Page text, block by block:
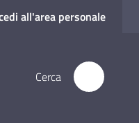
all'area personale
Cerca